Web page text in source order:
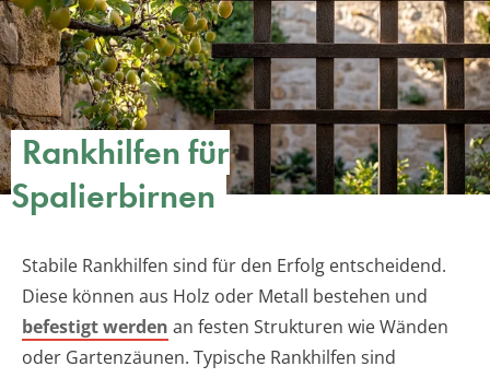
Rankhilfen für
Spalierbirnen
Stabile Rankhilfen sind für den Erfolg entscheidend.
Diese können aus Holz oder Metall bestehen und
befestigt werden an festen Strukturen wie Wänden
oder Gartenzäunen. Typische Rankhilfen sind